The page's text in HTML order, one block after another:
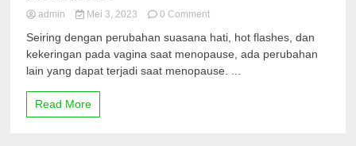
admin Mei 3, 2023 0 Commenton
Perubahan
Kulit
yang
Seiring dengan perubahan suasana hati, hot flashes, dan
kekeringan pada vagina saat menopause, ada perubahan
lain yang dapat terjadi saat menopause. ...
Read More